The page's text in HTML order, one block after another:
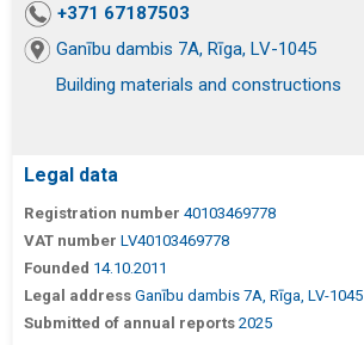
+371 67187503
Ganību dambis 7A, Rīga, LV-1045
Building materials and constructions
Legal data
Registration number 40103469778
VAT number LV40103469778
Founded 14.10.2011
Legal address Ganību dambis 7A, Rīga, LV-1045
Submitted of annual reports 2025